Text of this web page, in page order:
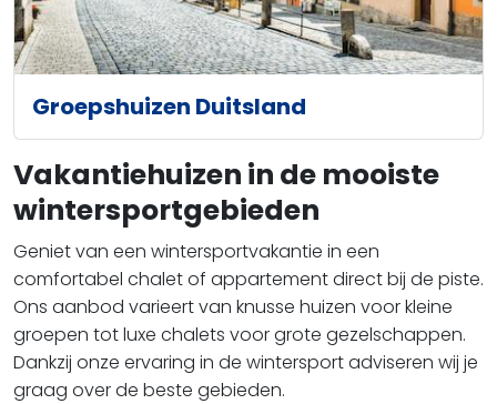
Groepshuizen Duitsland
Vakantiehuizen in de mooiste
wintersportgebieden
Geniet van een wintersportvakantie in een
comfortabel chalet of appartement direct bij de piste.
Ons aanbod varieert van knusse huizen voor kleine
groepen tot luxe chalets voor grote gezelschappen.
Dankzij onze ervaring in de wintersport adviseren wij je
graag over de beste gebieden.